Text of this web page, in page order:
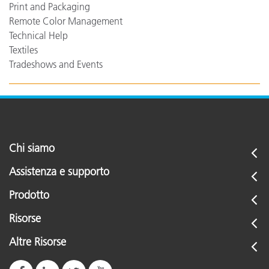
Print and Packaging
Remote Color Management
Technical Help
Textiles
Tradeshows and Events
Chi siamo
Assistenza e supporto
Prodotto
Risorse
Altre Risorse